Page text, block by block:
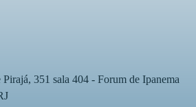
351 sala 404 - Forum de Ipanema